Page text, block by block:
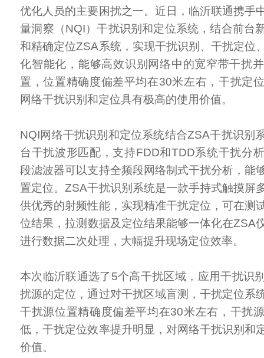
优化人员的主要困扰之一。近日，临沂联通携手
量洞察（NQI）干扰识别和定位系统，结合前台
和精确定位ZSA系统，实现干扰识别、干扰定位
化智能化，能够高效识别网络中的宽窄带干扰
置，位置精确度偏差平均在30米左右，干扰定
网络干扰识别和定位具有极高的使用价值。
NQI网络干扰识别和定位系统结合ZSA干扰识别
台干扰波形匹配，支持FDD和TDD系统干扰分
段滤波器可以支持全频段网络制式干扰分析，能
置定位。ZSA干扰识别系统是一款手持式触摸屏
供优秀的射频性能，实现精准干扰定位，可在测
位结果，拉测数据及定位结果能够一体化在ZSA
进行数据二次处理，大幅提升现场定位效率。
本次临沂联通选了5个高干扰区域，应用干扰识
扰源的定位，通过对干扰区域盲测，干扰定位系
干扰源位置精确度偏差平均在30米左右，干扰
低，干扰定位效率提升明显，对网络干扰识别和
价值。